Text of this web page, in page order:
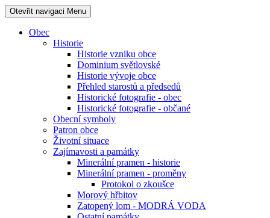
Otevřit navigaci Menu
Obec
Historie
Historie vzniku obce
Dominium světlovské
Historie vývoje obce
Přehled starostů a předsedů
Historické fotografie - obec
Historické fotografie - občané
Obecní symboly
Patron obce
Životní situace
Zajímavosti a památky
Minerální pramen - historie
Minerální pramen - proměny
Protokol o zkoušce
Morový hřbitov
Zatopený lom - MODRÁ VODA